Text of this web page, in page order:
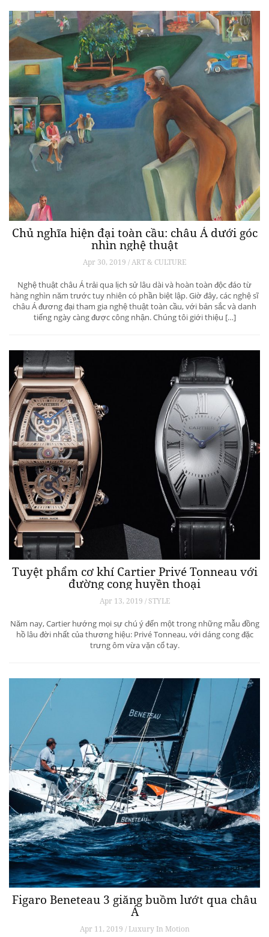
Chủ nghĩa hiện đại toàn cầu: châu Á dưới góc
nhìn nghệ thuật
Apr 30, 2019 / ART & CULTURE
Nghệ thuật châu Á trải qua lịch sử lâu dài và hoàn toàn độc đáo từ
hàng nghìn năm trước tuy nhiên có phần biệt lập. Giờ đây, các nghệ sĩ
châu Á đương đại tham gia nghệ thuật toàn cầu, với bản sắc và danh
tiếng ngày càng được công nhận. Chúng tôi giới thiệu […]
Tuyệt phẩm cơ khí Cartier Privé Tonneau với
đường cong huyền thoại
Apr 13, 2019 / STYLE
Năm nay, Cartier hướng mọi sự chú ý đến một trong những mẫu đồng
hồ lâu đời nhất của thương hiệu: Privé Tonneau, với dáng cong đặc
trưng ôm vừa vặn cổ tay.
Figaro Beneteau 3 giăng buồm lướt qua châu
Á
Apr 11, 2019 / Luxury In Motion